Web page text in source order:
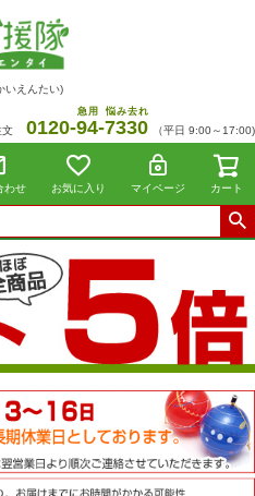
いえんたい)
文 0120-94
急用
-7330
悩み去れ
（平日 9:00～17:00)
わせ お気に入り マイページ カート